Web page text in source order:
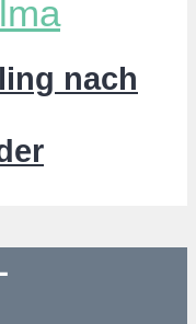
nach